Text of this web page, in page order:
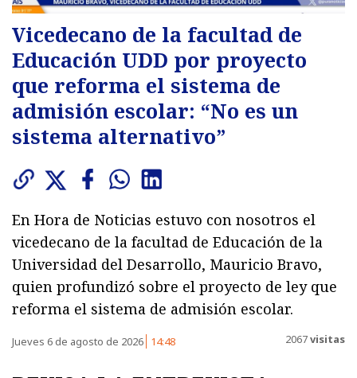
Vicedecano de la facultad de
Educación UDD por proyecto
que reforma el sistema de
admisión escolar: “No es un
sistema alternativo”
En Hora de Noticias estuvo con nosotros el
vicedecano de la facultad de Educación de la
Universidad del Desarrollo, Mauricio Bravo,
quien profundizó sobre el proyecto de ley que
reforma el sistema de admisión escolar.
Jueves 6 de agosto de 2026 14:48 2067visitas